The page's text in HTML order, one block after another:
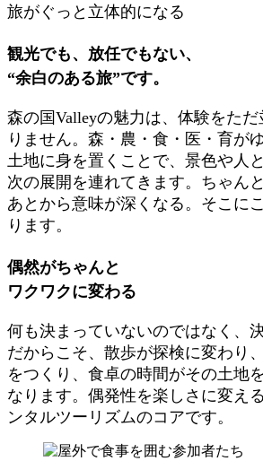
旅がぐっと立体的になる
観光でも、放任でもない、
“余白のある旅”です。
森の国Valleyの魅力は、体験をた
りません。森・農・食・医・育が
土地に身を置くことで、景色や人
次の展開を連れてきます。ちゃん
あとから意味が深くなる。そこに
ります。
偶然がちゃんと
ワクワクに変わる
何も決まっていないのではなく、
だからこそ、散歩が探検に変わり
をつくり、食卓の時間がその土地
なります。偶発性を楽しさに変え
ンタルツーリズムのコアです。